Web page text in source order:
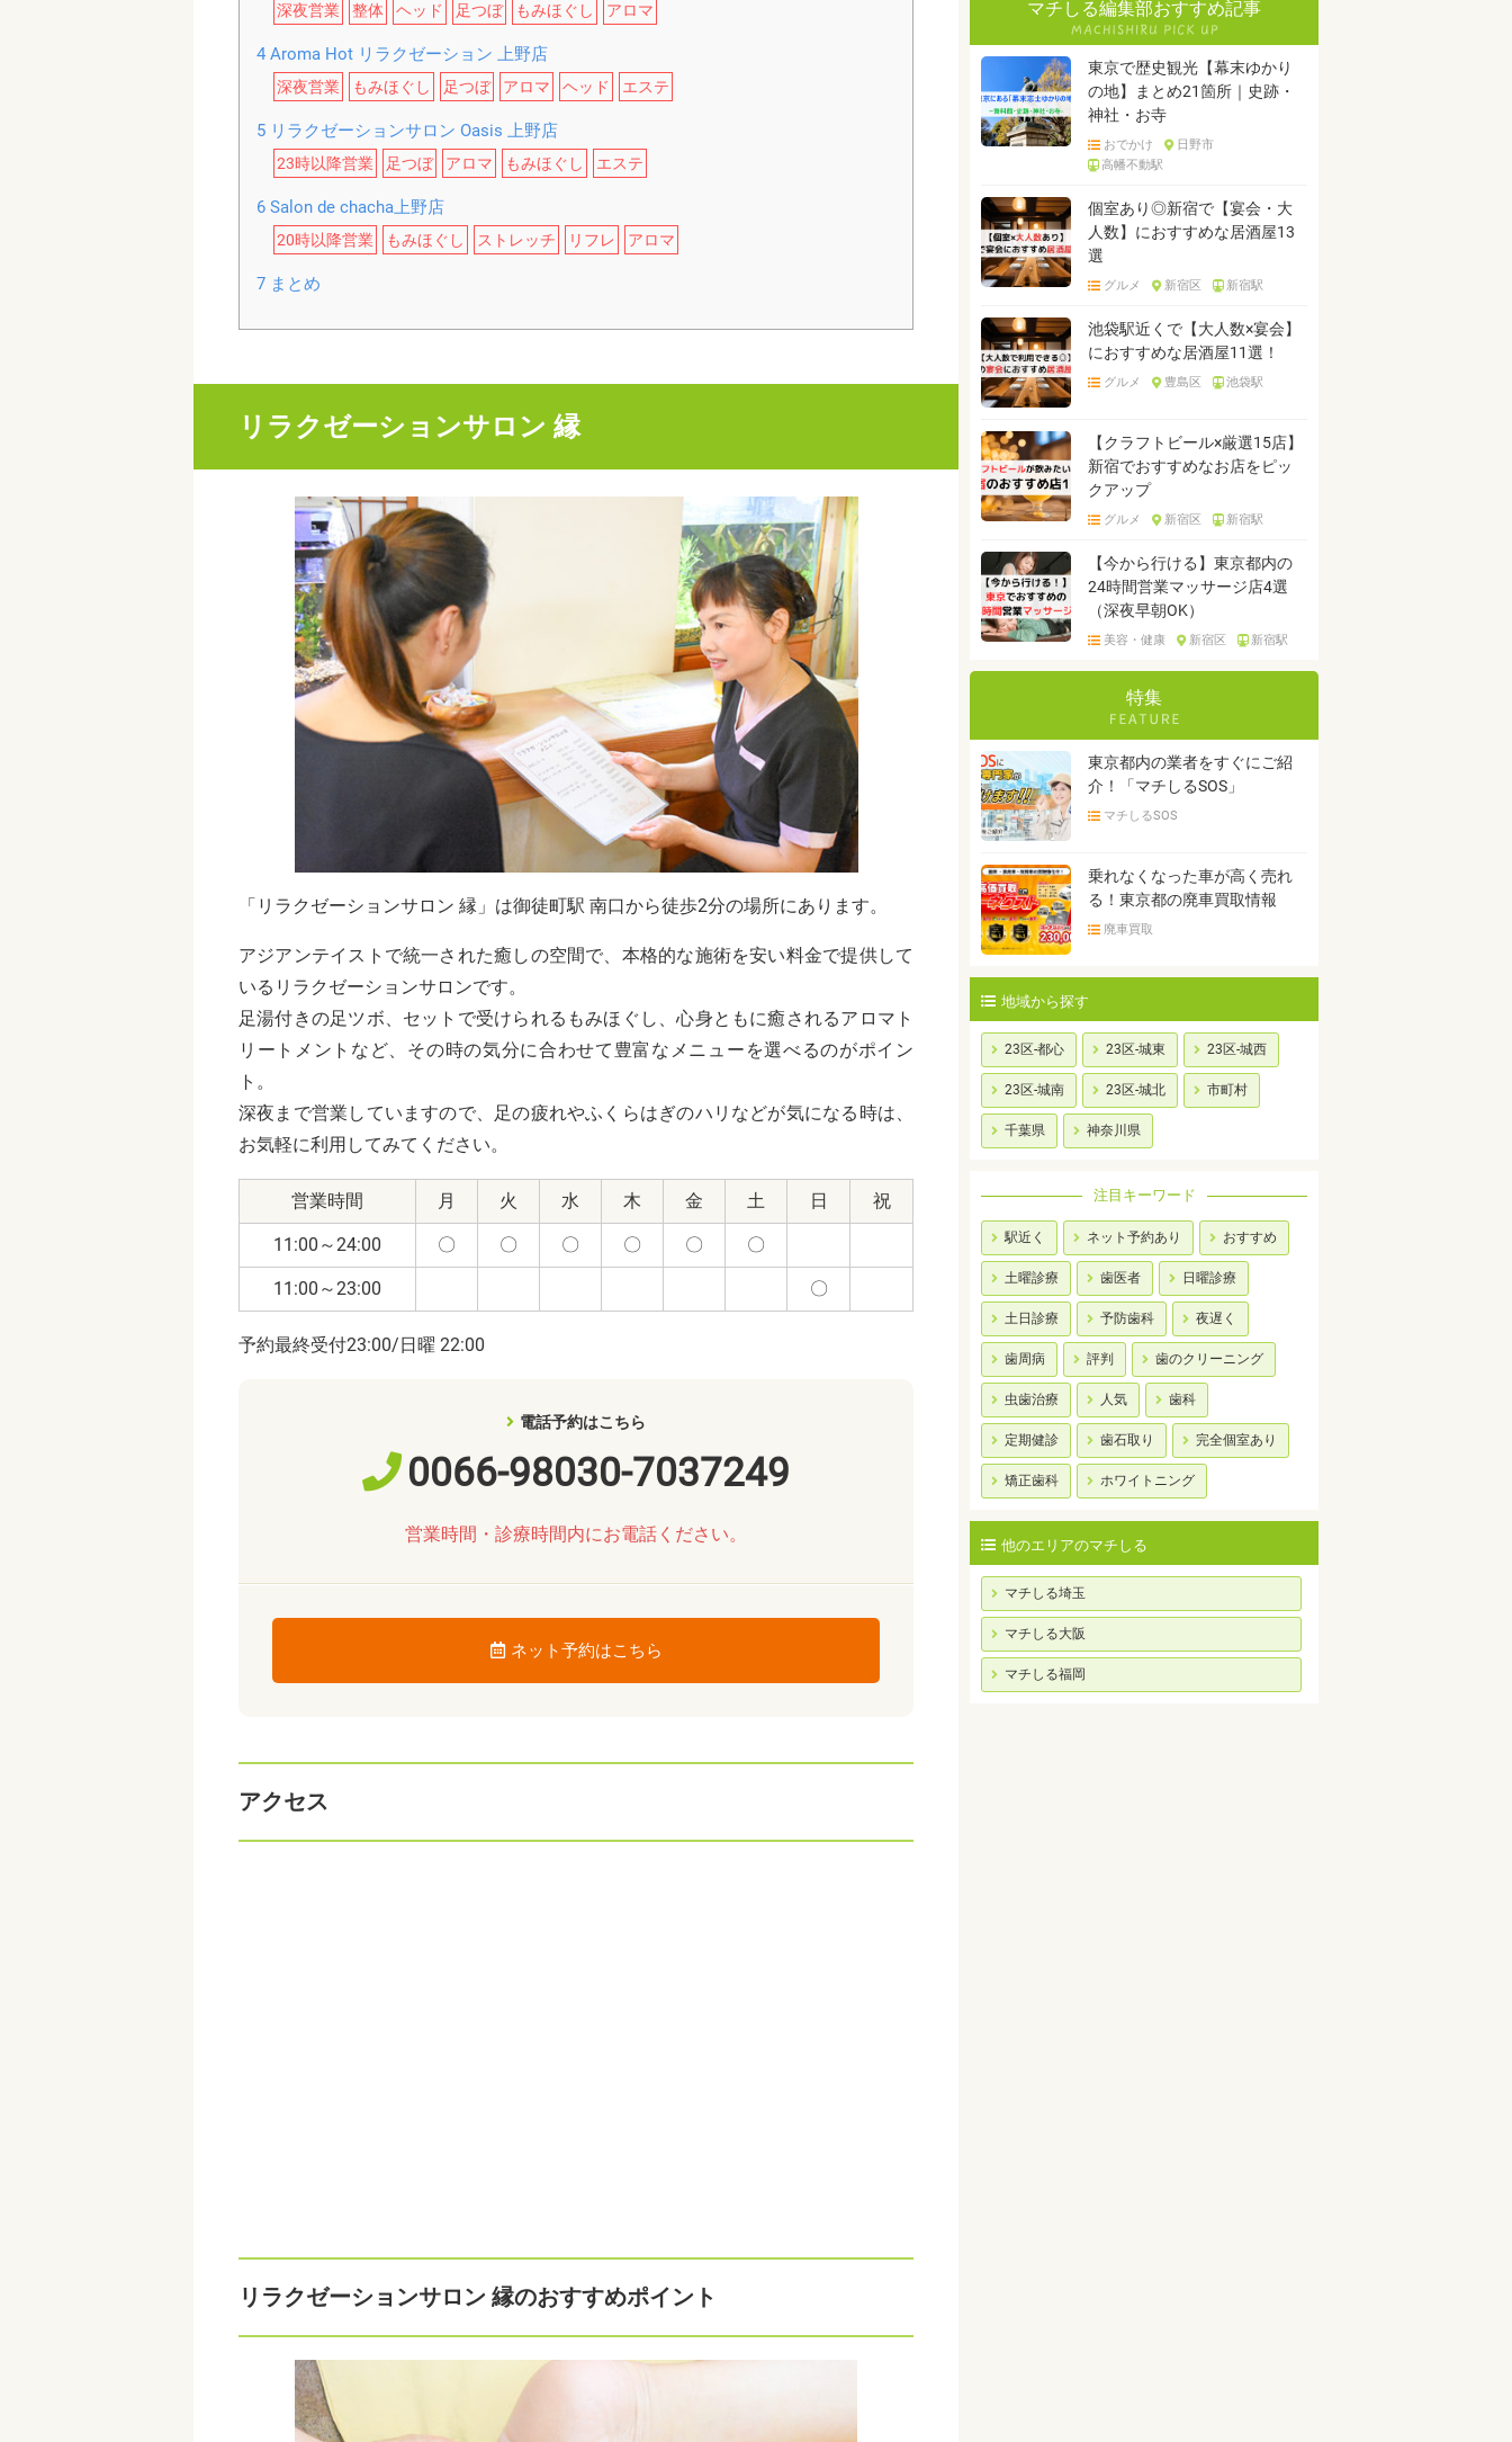
深夜営業 整体 ヘッド 足つぼ もみほぐし アロマ
4Aroma Hot リラクゼーション 上野店
深夜営業 もみほぐし 足つぼ アロマ ヘッド エステ
5リラクゼーションサロン Oasis 上野店
23時以降営業 足つぼ アロマ もみほぐし エステ
6Salon de chacha上野店
20時以降営業 もみほぐし ストレッチ リフレ アロマ
7まとめ
リラクゼーションサロン 縁
「リラクゼーションサロン 縁」は御徒町駅 南口から徒歩2分の場所にあります。
アジアンテイストで統一された癒しの空間で、本格的な施術を安い料金で提供して
いるリラクゼーションサロンです。
足湯付きの足ツボ、セットで受けられるもみほぐし、心身ともに癒されるアロマト
リートメントなど、その時の気分に合わせて豊富なメニューを選べるのがポイン
ト。
深夜まで営業していますので、足の疲れやふくらはぎのハリなどが気になる時は、
お気軽に利用してみてください。
営業時間 月 火 水 木 金 土 日 祝
11:00～24:00 〇 〇 〇 〇 〇 〇
11:00～23:00 〇
予約最終受付23:00/日曜 22:00
電話予約はこちら
0066-98030-7037249
営業時間・診療時間内にお電話ください。
ネット予約はこちら
アクセス
リラクゼーションサロン 縁のおすすめポイント
マチしる編集部おすすめ記事
東京で歴史観光【幕末ゆかり
の地】まとめ21箇所｜史跡・
神社・お寺
おでかけ
日野市
高幡不動駅
個室あり◎新宿で【宴会・大
人数】におすすめな居酒屋13
選
グルメ 新宿区 新宿駅
池袋駅近くで【大人数×宴会】
におすすめな居酒屋11選！
グルメ 豊島区 池袋駅
【クラフトビール×厳選15店】
新宿でおすすめなお店をピッ
クアップ
グルメ 新宿区 新宿駅
【今から行ける】東京都内の
24時間営業マッサージ店4選
（深夜早朝OK）
美容・健康 新宿区 新宿駅
特集
東京都内の業者をすぐにご紹
介！「マチしるSOS」
マチしるSOS
乗れなくなった車が高く売れ
る！東京都の廃車買取情報
廃車買取
地域から探す
23区-都心 23区-城東 23区-城西
23区-城南 23区-城北 市町村
千葉県 神奈川県
注目キーワード
駅近く ネット予約あり おすすめ
土曜診療 歯医者 日曜診療
土日診療 予防歯科 夜遅く
歯周病 評判 歯のクリーニング
虫歯治療 人気 歯科
定期健診 歯石取り 完全個室あり
矯正歯科 ホワイトニング
他のエリアのマチしる
マチしる埼玉
マチしる大阪
マチしる福岡